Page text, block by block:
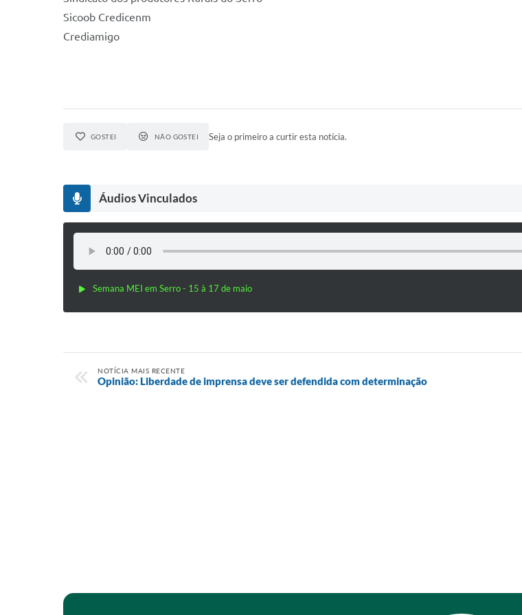
Sicoob Credicenm
Crediamigo
GOSTEI NÃO GOSTEI Seja o primeiro a curtir esta notícia.
Áudios Vinculados
Semana MEI em Serro - 15 à 17 de maio
NOTÍCIA MAIS RECENTE
Opinião: Liberdade de imprensa deve ser defendida com determinação